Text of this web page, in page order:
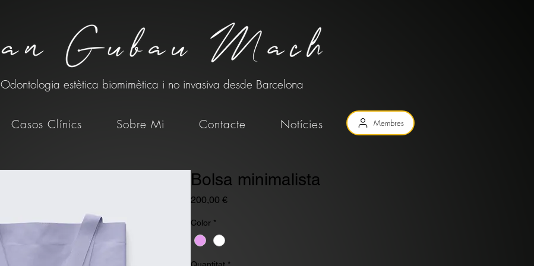
Odontologia estètica biomimètica i no invasiva desde Barcelona
Casos Clínics Sobre Mi Contacte Notícies Membres
Bolsa minimalista
200,00 €Price
Color *